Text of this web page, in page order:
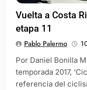
Vuelta a Costa
etapa 11
Pablo Palermo
Por Daniel Bonilla
temporada 2017,
referencia del